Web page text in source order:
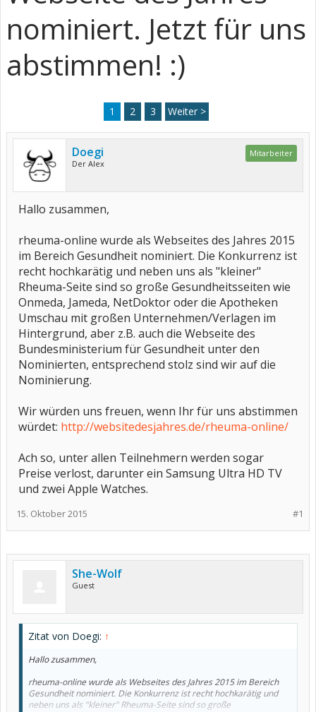
nominiert. Jetzt für uns
abstimmen! :)
1 2 3 Weiter >
Doegi
Der Alex
Mitarbeiter
Hallo zusammen,
rheuma-online wurde als Webseites des Jahres 2015
im Bereich Gesundheit nominiert. Die Konkurrenz ist
recht hochkarätig und neben uns als "kleiner"
Rheuma-Seite sind so große Gesundheitsseiten wie
Onmeda, Jameda, NetDoktor oder die Apotheken
Umschau mit großen Unternehmen/Verlagen im
Hintergrund, aber z.B. auch die Webseite des
Bundesministerium für Gesundheit unter den
Nominierten, entsprechend stolz sind wir auf die
Nominierung.
Wir würden uns freuen, wenn Ihr für uns abstimmen
würdet: http://websitedesjahres.de/rheuma-online/
Ach so, unter allen Teilnehmern werden sogar
Preise verlost, darunter ein Samsung Ultra HD TV
und zwei Apple Watches.
#1
15. Oktober 2015
She-Wolf
Guest
Zitat von Doegi: ↑
Hallo zusammen,
rheuma-online wurde als Webseites des Jahres 2015 im Bereich
Gesundheit nominiert. Die Konkurrenz ist recht hochkarätig und
neben uns als "kleiner" Rheuma-Seite sind so große